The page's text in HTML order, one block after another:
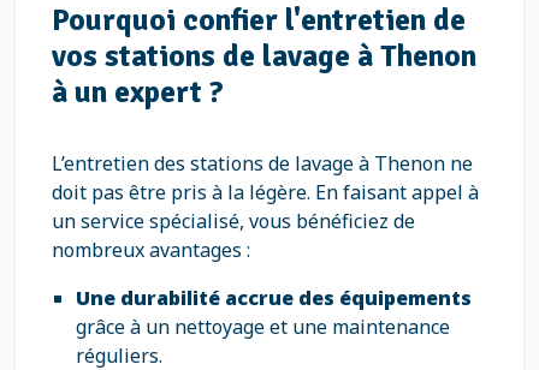
Pourquoi confier l'entretien de
vos stations de lavage à Thenon
à un expert ?
L’entretien des stations de lavage à Thenon ne
doit pas être pris à la légère. En faisant appel à
un service spécialisé, vous bénéficiez de
nombreux avantages :
Une durabilité accrue des équipements
grâce à un nettoyage et une maintenance
réguliers.